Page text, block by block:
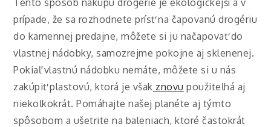
prípade, že sa rozhodnete prísť na čapovanú drogériu
do kamennej predajne, môžete si ju načapovať do
vlastnej nádobky, samozrejme pokojne aj sklenenej.
Pokiaľ vlastnú nádobku nemáte, môžete si u nás
zakúpiť plastovú, ktorá je však znovu použiteľná aj
niekoľkokrát. Pomáhajte našej planéte aj týmto
spôsobom a ušetrite na baleniach, ktoré častokrát